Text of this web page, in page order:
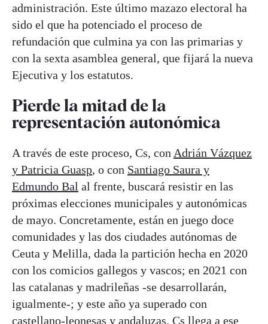
administración. Este último mazazo electoral ha
sido el que ha potenciado el proceso de
refundación que culmina ya con las primarias y
con la sexta asamblea general, que fijará la nueva
Ejecutiva y los estatutos.
Pierde la mitad de la
representación autonómica
A través de este proceso, Cs, con Adrián Vázquez
y Patricia Guasp, o con Santiago Saura y
Edmundo Bal al frente, buscará resistir en las
próximas elecciones municipales y autonómicas
de mayo. Concretamente, están en juego doce
comunidades y las dos ciudades autónomas de
Ceuta y Melilla, dada la partición hecha en 2020
con los comicios gallegos y vascos; en 2021 con
las catalanas y madrileñas -se desarrollarán,
igualmente-; y este año ya superado con
castellano-leonesas y andaluzas. Cs llega a ese